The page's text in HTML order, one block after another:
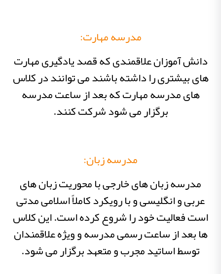
مدرسه مهارت:
دانش آموزان علاقمندی که قصد یادگیری مهارت
های بیشتری را داشته باشند می توانند در کلاس
های مدرسه مهارت که بعد از ساعت مدرسه
برگزار می شود شرکت کنند.
مدرسه زبان:
مدرسه زبان های خارجی با محوریت زبان های
عربی و انگلیسی و با رویکرد کاملاً اسلامی مدتی
است فعالیت خود را شروع کرده است. این کلاس
ها بعد از ساعت رسمی مدرسه و ویژه علاقمندان
توسط اساتید مجرب و متعهد برگزار می شود.